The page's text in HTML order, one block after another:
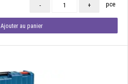
- + pce
Ajouter au panier